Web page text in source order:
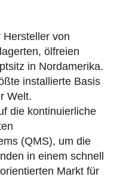
von
ölfreien
in Nordamerika.
installierte Basis
Welt.
die kontinuierliche
(QMS), um die
in einem schnell
Markt für